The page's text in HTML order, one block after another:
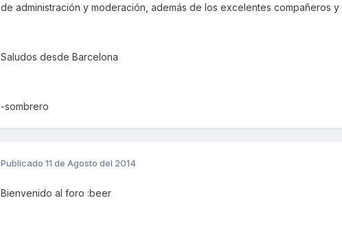
de administración y moderación, además de los excelentes compañeros
Saludos desde Barcelona
-sombrero
Publicado 11 de Agosto del 2014
Bienvenido al foro :beer